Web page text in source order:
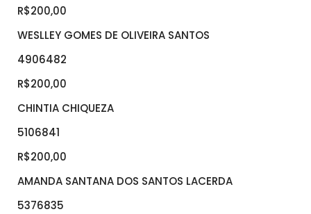
R$200,00
WESLLEY GOMES DE OLIVEIRA SANTOS
4906482
R$200,00
CHINTIA CHIQUEZA
5106841
R$200,00
AMANDA SANTANA DOS SANTOS LACERDA
5376835